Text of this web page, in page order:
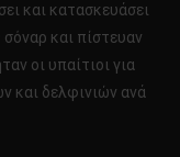
και κατασκευάσει
και πίστευαν
οι υπαίτιοι για
και δελφινιών ανά